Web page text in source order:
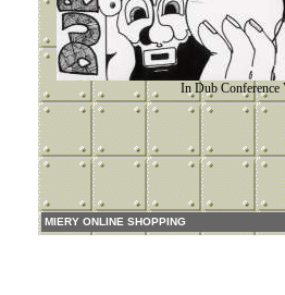
In Dub Conference
MIERY ONLINE SHOPPING